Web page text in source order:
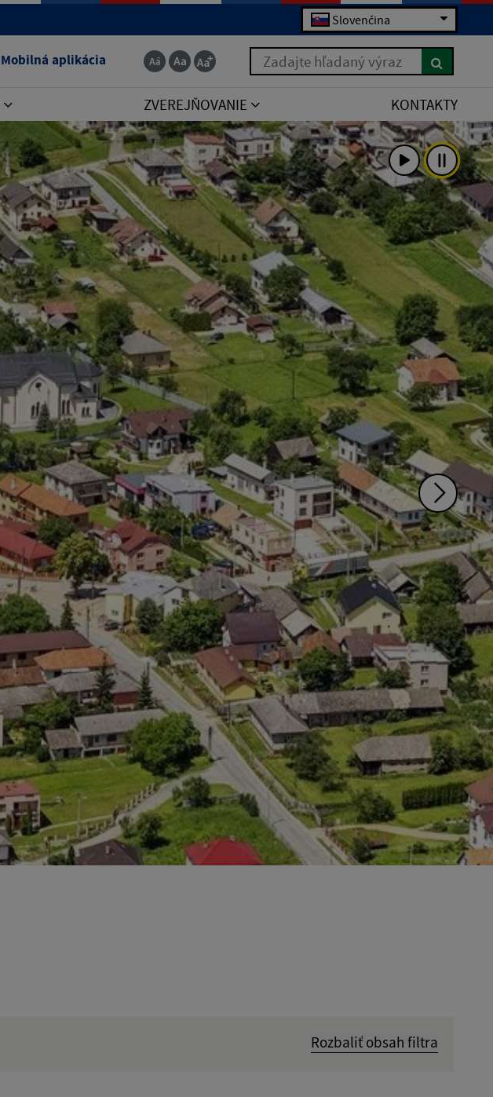
Slovenčina
Mobilná aplikácia Zadajte hľadaný výraz
ZVEREJŇOVANIE KONTAKTY
Rozbaliť obsah filtra